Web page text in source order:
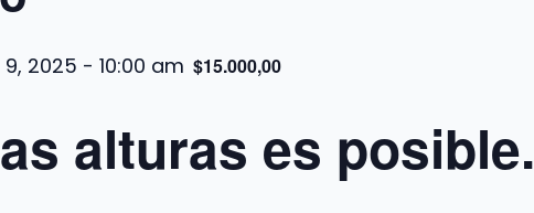
9, 2025 - 10:00 am $15.000,00
alturas es posible.